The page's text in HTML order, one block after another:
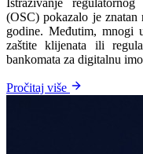
Istraživanje
(OSC) pokazalo je
godine. Međutim, mnogi
zaštite klijenata ili
bankomata za digitalnu
Pročitaj više